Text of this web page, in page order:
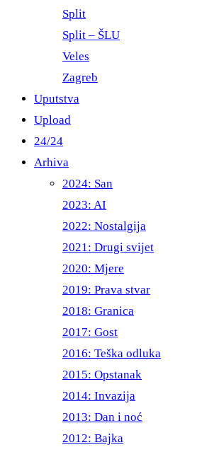
Split
Split – ŠLU
Veles
Zagreb
Uputstva
Upload
24/24
Arhiva
2024: San
2023: AI
2022: Nostalgija
2021: Drugi svijet
2020: Mjere
2019: Prava stvar
2018: Granica
2017: Gost
2016: Teška odluka
2015: Opstanak
2014: Invazija
2013: Dan i noć
2012: Bajka